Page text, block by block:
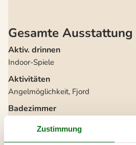
Gesamte Ausstattung
Aktiv. drinnen
Indoor-Spiele
Aktivitäten
Angelmöglichkeit, Fjord
Badezimmer
Zustimmung